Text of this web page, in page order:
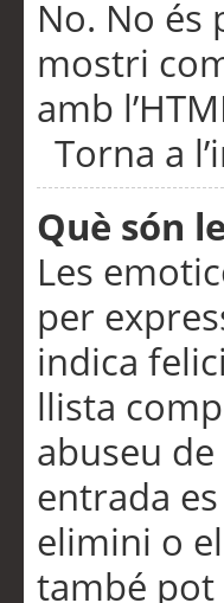
No. No és
mostri
amb
Torna a
Què són
Les
per
indica
llista
abuseu
entrada
elimini o
també pot